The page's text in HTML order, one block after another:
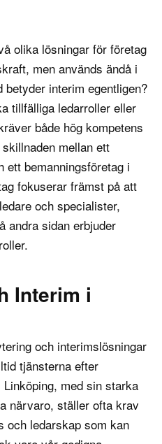
olika lösningar för företag
men används ändå i
betyder interim egentligen?
tillfälliga ledarroller eller
både hög kompetens
mellan ett
ett bemanningsföretag i
fokuserar främst på att
ledare ochspecialister,
andra sidan erbjuder
Interim i
och interimslösningar
tjänsterna efter
med sin starka
närvaro, ställer ofta krav
och ledarskap som kan